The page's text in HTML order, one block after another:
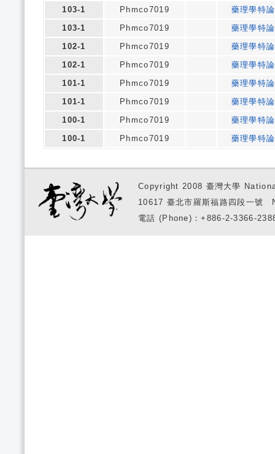
103-1
Phmco7019
藥理學特論
103-1
Phmco7019
藥理學特論
102-1
Phmco7019
藥理學特論
102-1
Phmco7019
藥理學特論
101-1
Phmco7019
藥理學特論
101-1
Phmco7019
藥理學特論
100-1
Phmco7019
藥理學特論
100-1
Phmco7019 藥理學特論
Copyright 2008 臺灣大學
10617 臺北市羅斯福路四段一
電話 (Phone)：+886-2-3366-